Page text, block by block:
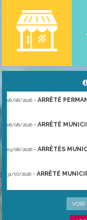
06/08/2026 ARRÊTÉ
06/08/2026 ARRÊTÉ
03/08/2026 ARRÊTÉS
31/07/2026 ARRÊTÉ
ARRÊTÉ
VOIR